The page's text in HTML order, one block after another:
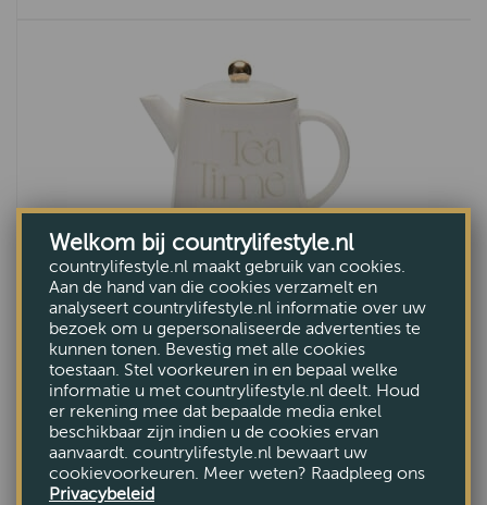
Riviera Maison tea time for one
€27,95
Welkom bij countrylifestyle.nl
countrylifestyle.nl maakt gebruik van cookies.
Aan de hand van die cookies verzamelt en
analyseert countrylifestyle.nl informatie over uw
bezoek om u gepersonaliseerde advertenties te
kunnen tonen. Bevestig met alle cookies
toestaan. Stel voorkeuren in en bepaal welke
informatie u met countrylifestyle.nl deelt. Houd
er rekening mee dat bepaalde media enkel
beschikbaar zijn indien u de cookies ervan
aanvaardt. countrylifestyle.nl bewaart uw
cookievoorkeuren. Meer weten? Raadpleeg ons
Privacybeleid